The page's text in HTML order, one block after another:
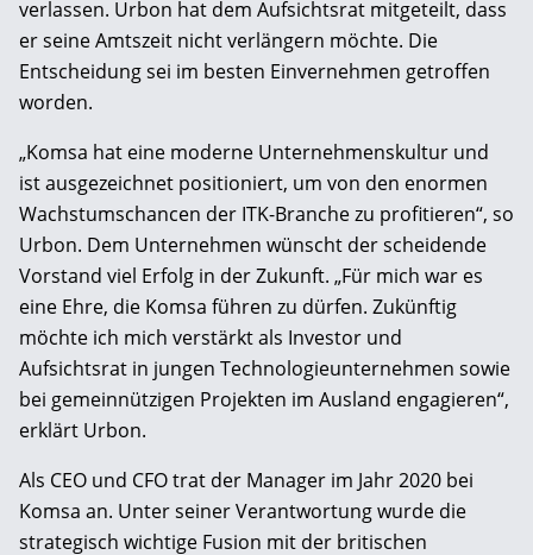
verlassen. Urbon hat dem Aufsichtsrat mitgeteilt, dass
er seine Amtszeit nicht verlängern möchte. Die
Entscheidung sei im besten Einvernehmen getroffen
worden.
„Komsa hat eine moderne Unternehmenskultur und
ist ausgezeichnet positioniert, um von den enormen
Wachstumschancen der ITK-Branche zu profitieren“, so
Urbon. Dem Unternehmen wünscht der scheidende
Vorstand viel Erfolg in der Zukunft. „Für mich war es
eine Ehre, die Komsa führen zu dürfen. Zukünftig
möchte ich mich verstärkt als Investor und
Aufsichtsrat in jungen Technologieunternehmen sowie
bei gemeinnützigen Projekten im Ausland engagieren“,
erklärt Urbon.
Als CEO und CFO trat der Manager im Jahr 2020 bei
Komsa an. Unter seiner Verantwortung wurde die
strategisch wichtige Fusion mit der britischen